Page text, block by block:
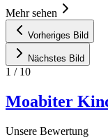
Mehr sehen
Vorheriges Bild
Nächstes Bild
1 / 10
Moabiter
Unsere Bewertung